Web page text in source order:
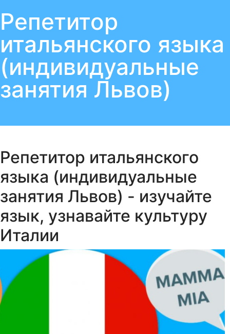
Репетитор
итальянского языка
(индивидуальные
занятия Львов)
Репетитор итальянского
языка (индивидуальные
занятия Львов) - изучайте
язык, узнавайте культуру
Италии